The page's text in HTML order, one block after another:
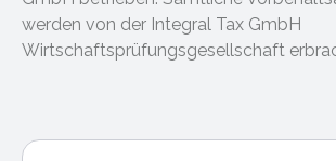
werden von der Integral Tax GmbH
Wirtschaftsprüfungsgesellschaft